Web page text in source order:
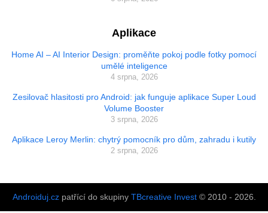
Aplikace
Home AI – AI Interior Design: proměňte pokoj podle fotky pomocí
umělé inteligence
4 srpna, 2026
Zesilovač hlasitosti pro Android: jak funguje aplikace Super Loud
Volume Booster
3 srpna, 2026
Aplikace Leroy Merlin: chytrý pomocník pro dům, zahradu i kutily
2 srpna, 2026
Androiduj.czpatřící do skupiny TBcreative Invest© 2010 - 2026.